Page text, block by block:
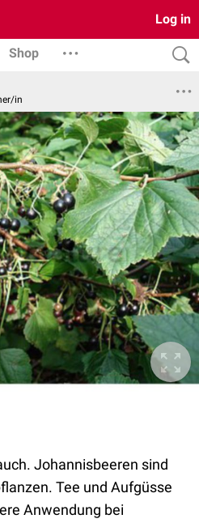
Log in
Shop
in
Johannisbeeren sind
Tee und Aufgüsse
Anwendung bei